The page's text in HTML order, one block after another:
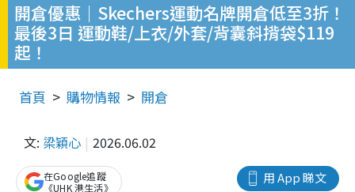
開倉優惠｜Skechers運動名牌開倉低至3折！
最後3日 運動鞋/上衣/外套/背囊斜揹袋$119
起！
首頁 購物情報 開倉
文: 梁穎心 2026.06.02
用 App 睇文
在Google追蹤
《UHK 港生活》